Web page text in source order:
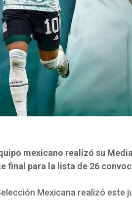
mexicano realizó su
final para la lista de 26
Mexicana realizó este